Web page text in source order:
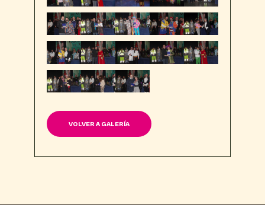
VOLVER A GALERÍA